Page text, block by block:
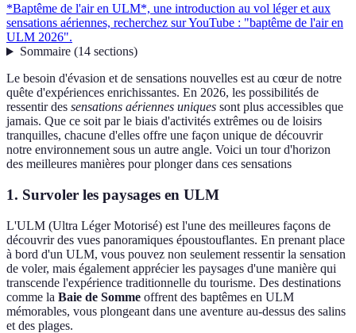
*Baptême de l'air en ULM*, une introduction au vol léger et aux
sensations aériennes, recherchez sur YouTube : "baptême de l'air en
ULM 2026".
Sommaire(14 sections)
Le besoin d'évasion et de sensations nouvelles est au cœur de notre
quête d'expériences enrichissantes. En 2026, les possibilités de
ressentir des sensations aériennes uniques sont plus accessibles que
jamais. Que ce soit par le biais d'activités extrêmes ou de loisirs
tranquilles, chacune d'elles offre une façon unique de découvrir
notre environnement sous un autre angle. Voici un tour d'horizon
des meilleures manières pour plonger dans ces sensations
1. Survoler les paysages en ULM
L'ULM (Ultra Léger Motorisé) est l'une des meilleures façons de
découvrir des vues panoramiques époustouflantes. En prenant place
à bord d'un ULM, vous pouvez non seulement ressentir la sensation
de voler, mais également apprécier les paysages d'une manière qui
transcende l'expérience traditionnelle du tourisme. Des destinations
comme la Baie de Somme offrent des baptêmes en ULM
mémorables, vous plongeant dans une aventure au-dessus des salins
et des plages.